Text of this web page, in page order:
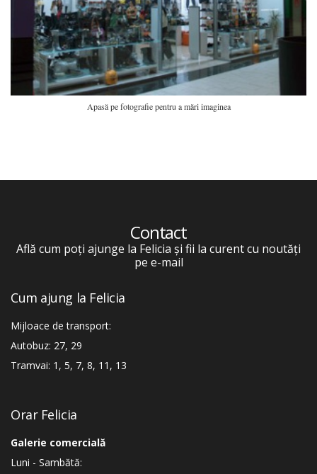
Apasă pe fotografie pentru a mări imaginea
Contact
Află cum poți ajunge la Felicia și fii la curent cu noutăți
pe e-mail
Cum ajung la Felicia
Mijloace de transport:
Autobuz: 27, 29
Tramvai: 1, 5, 7, 8, 11, 13
Orar Felicia
Galerie comercială
Luni - Sambătă: